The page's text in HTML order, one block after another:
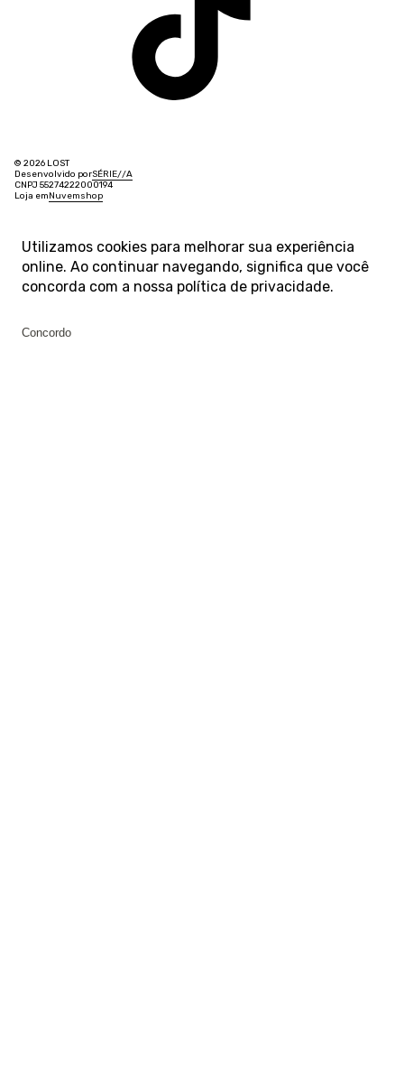
© 2026 LOST
Desenvolvido porSÉRIE//A
CNPJ 55274222000194
Loja em Nuvemshop
Utilizamos cookies para melhorar sua experiência
online. Ao continuar navegando, significa que você
concorda com a nossa política de privacidade.
Concordo